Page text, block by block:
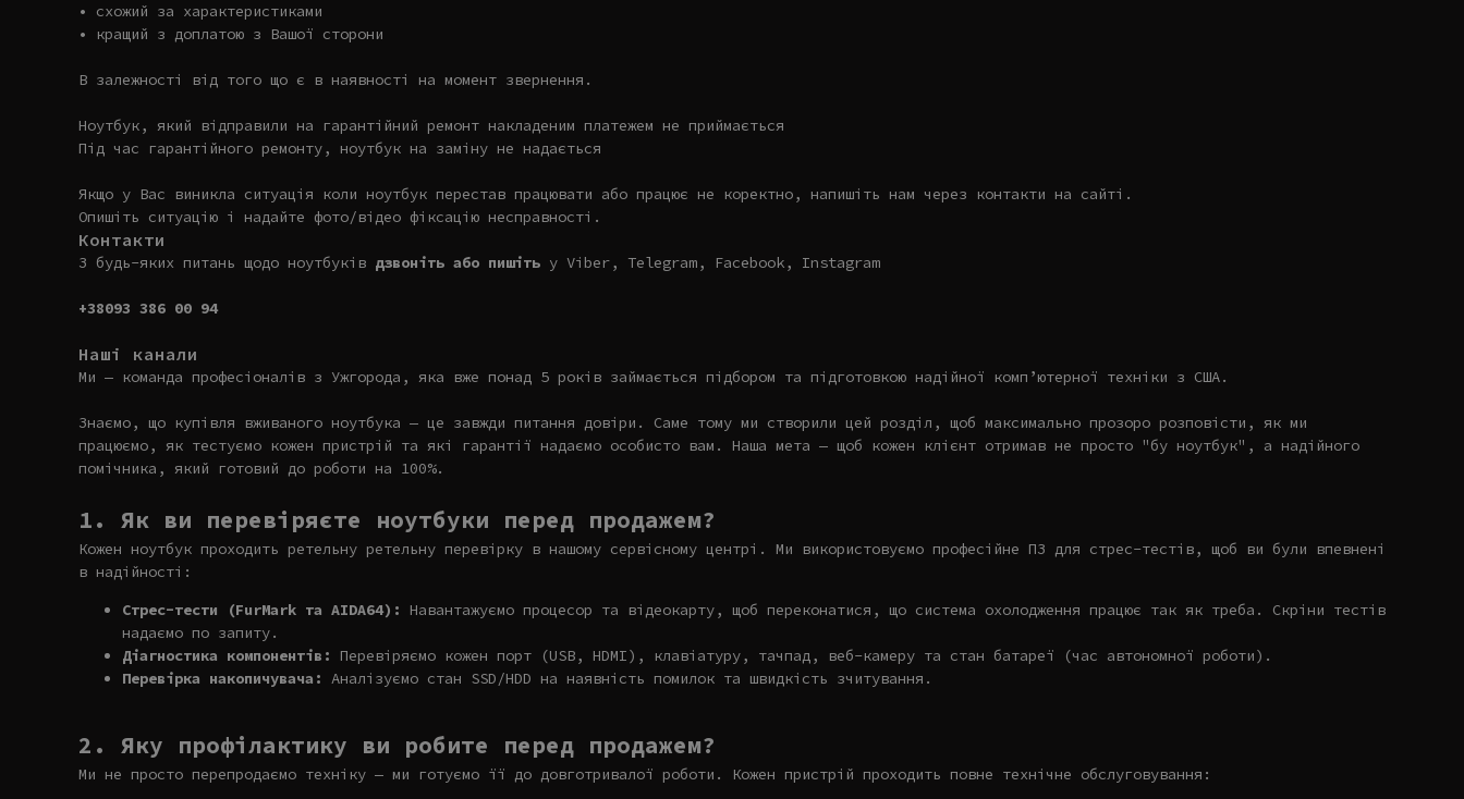
• схожий за характеристиками
• кращий з доплатою з Вашої сторони
В залежності від того що є в наявності на момент звернення.
Ноутбук, який відправили на гарантійний ремонт накладеним платежем не приймається
Під час гарантійного ремонту, ноутбук на заміну не надається
Якщо у Вас виникла ситуація коли ноутбук перестав працювати або працює не коректно, напишіть нам через контакти на сайті.
Опишіть ситуацію і надайте фото/відео фіксацію несправності.
Контакти
З будь-яких питань щодо ноутбуків дзвоніть або пишіть у Viber, Telegram, Facebook, Instagram
+38093 386 00 94
Наші канали
Ми — команда професіоналів з Ужгорода, яка вже понад 5 років займається підбором та підготовкою надійної комп’ютерної техніки з США.
Знаємо, що купівля вживаного ноутбука — це завжди питання довіри. Саме тому ми створили цей розділ, щоб максимально прозоро розповісти, як ми
працюємо, як тестуємо кожен пристрій та які гарантії надаємо особисто вам. Наша мета — щоб кожен клієнт отримав не просто "бу ноутбук", а надійного
помічника, який готовий до роботи на 100%.
1. Як ви перевіряєте ноутбуки перед продажем?
Кожен ноутбук проходить ретельну ретельну перевірку в нашому сервісному центрі. Ми використовуємо професійне ПЗ для стрес-тестів, щоб ви були впевнені
в надійності:
Стрес-тести (FurMark та AIDA64):
Навантажуємо процесор та відеокарту, щоб переконатися, що система охолодження працює так як треба. Скріни тестів
надаємо по запиту.
Діагностика компонентів:
Перевіряємо кожен порт (USB, HDMI), клавіатуру, тачпад, веб-камеру та стан батареї (час автономної роботи).
Перевірка накопичувача: Аналізуємо стан SSD/HDD на наявність помилок та швидкість зчитування.
2. Яку профілактику ви робите перед продажем?
Ми не просто перепродаємо техніку — ми готуємо її до довготривалої роботи. Кожен пристрій проходить повне технічне обслуговування: